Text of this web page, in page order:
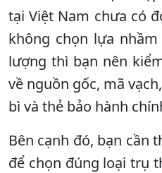
tại Việt Nam chưa có
không chọn lựa
lượng thì bạn nên
về nguồn gốc, mã
bì và thẻ bảo hành
Bên cạnh đó, bạn cần
để chọn đúng loại trụ